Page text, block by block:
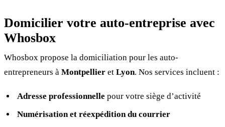
Domicilier votre auto-entreprise avec
Whosbox
Whosbox propose la domiciliation pour les auto-
entrepreneurs à Montpellier et Lyon. Nos services incluent :
Adresse professionnelle pour votre siège d’activité
Numérisation et réexpédition du courrier